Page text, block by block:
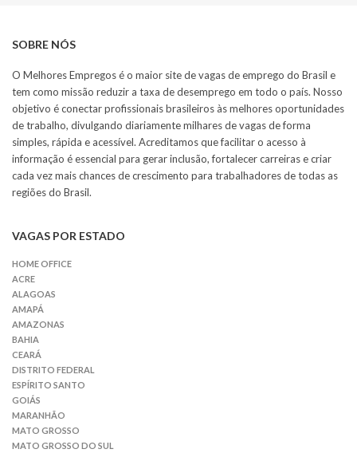
SOBRE NÓS
O Melhores Empregos é o maior site de vagas de emprego do Brasil e
tem como missão reduzir a taxa de desemprego em todo o país. Nosso
objetivo é conectar profissionais brasileiros às melhores oportunidades
de trabalho, divulgando diariamente milhares de vagas de forma
simples, rápida e acessível. Acreditamos que facilitar o acesso à
informação é essencial para gerar inclusão, fortalecer carreiras e criar
cada vez mais chances de crescimento para trabalhadores de todas as
regiões do Brasil.
VAGAS POR ESTADO
HOME OFFICE
ACRE
ALAGOAS
AMAPÁ
AMAZONAS
BAHIA
CEARÁ
DISTRITO FEDERAL
ESPÍRITO SANTO
GOIÁS
MARANHÃO
MATO GROSSO
MATO GROSSO DO SUL